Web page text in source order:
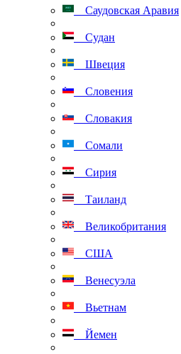
Саудовская Аравия
Судан
Швеция
Словения
Словакия
Сомали
Сирия
Таиланд
Великобритания
США
Венесуэла
Вьетнам
Йемен